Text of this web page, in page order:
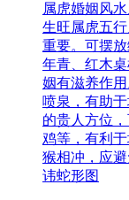
属虎婚姻风
生旺属虎五
重要。可摆
年青、红木
姻有滋养作
喷泉，有助
的贵人方位
鸡等，有利
猴相冲，应
讳蛇形图